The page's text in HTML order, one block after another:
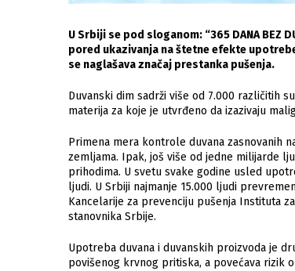
U Srbiji se pod sloganom: “365 DANA BEZ
pored ukazivanja na štetne efekte
se naglašava značaj prestanka pušenja.
Duvanski dim sadrži više od 7.000 različitih
materija za koje je utvrđeno da izazivaju
Primena mera kontrole duvana zasnovanih
zemljama. Ipak, još više od jedne milijarde
prihodima. U svetu svake godine usled
ljudi. U Srbiji najmanje 15.000 ljudi
Kancelarije za prevenciju pušenja Instituta
stanovnika Srbije.
Upotreba duvana i duvanskih proizvoda je
povišenog krvnog pritiska, a povećava rizik